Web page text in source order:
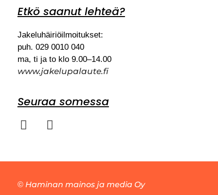
Etkö saanut lehteä?
Jakeluhäiriöilmoitukset:
puh. 029 0010 040
ma, ti ja to klo 9.00–14.00
www.jakelupalaute.fi
Seuraa somessa
© Haminan mainos ja media Oy